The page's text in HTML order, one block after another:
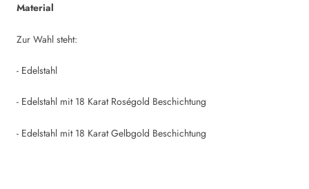
Material
Zur Wahl steht:
- Edelstahl
- Edelstahl mit 18 Karat Roségold Beschichtung
- Edelstahl mit 18 Karat Gelbgold Beschichtung